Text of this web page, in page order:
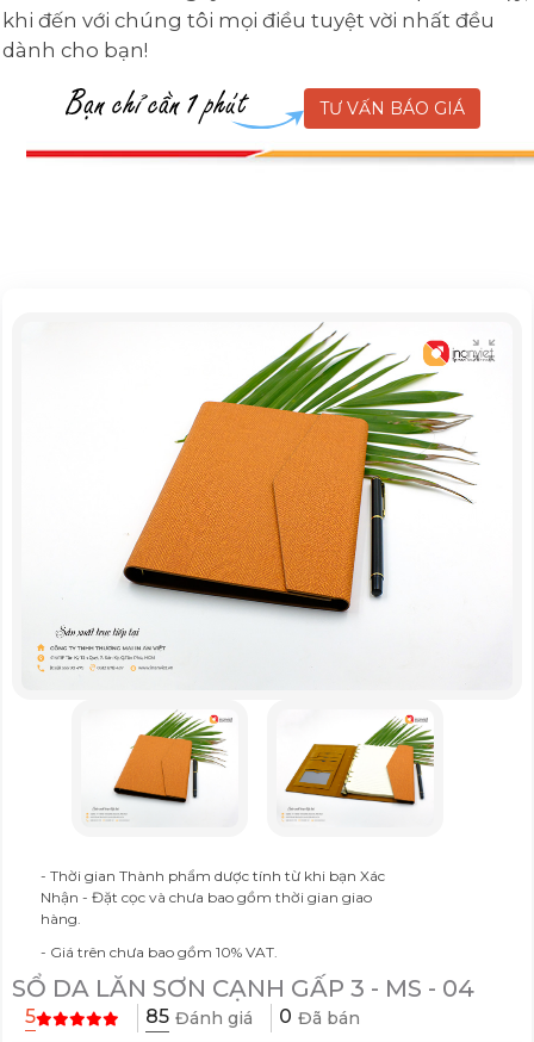
khi đến với chúng tôi mọi điều tuyệt vời nhất đều
dành cho bạn!
TƯ VẤN BÁO GIÁ
- Thời gian Thành phẩm dược tính từ khi bạn Xác
Nhận - Đặt cọc và chưa bao gồm thời gian giao
hàng.
- Giá trên chưa bao gồm 10% VAT.
SỔ DA LĂN SƠN CẠNH GẤP 3 - MS - 04
5 85 Đánh giá 0 Đã bán